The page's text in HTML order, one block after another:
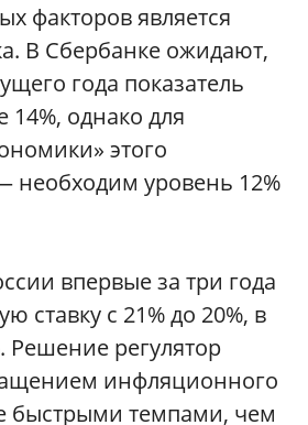
факторов является
В Сбербанке ожидают,
года показатель
14%, однако для
этого
необходим уровень 12%
впервые за три года
ставку с 21% до 20%, в
регулятор
инфляционного
быстрыми темпами, чем